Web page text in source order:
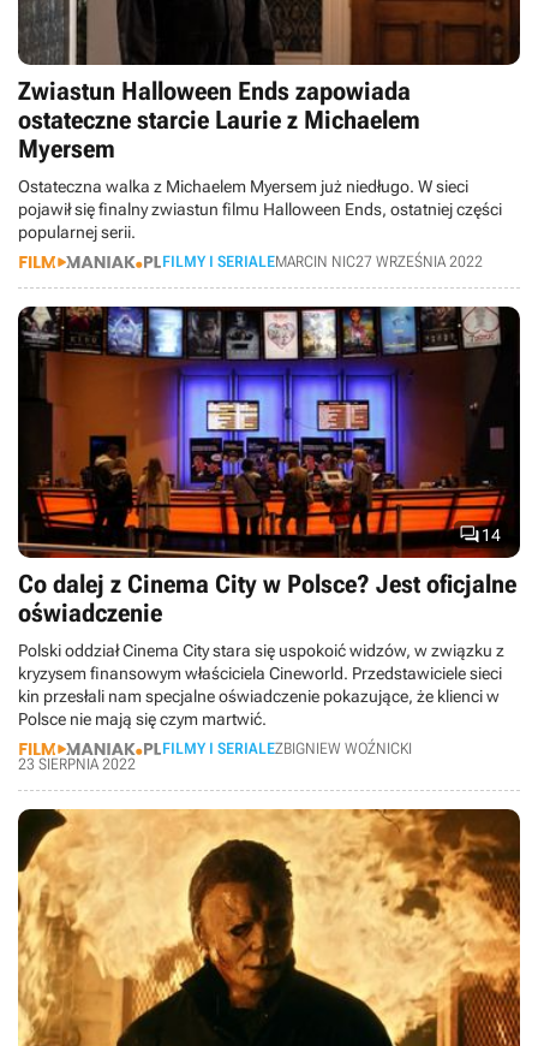
Zwiastun Halloween Ends zapowiada
ostateczne starcie Laurie z Michaelem
Myersem
Ostateczna walka z Michaelem Myersem już niedługo. W sieci
pojawił się finalny zwiastun filmu Halloween Ends, ostatniej części
popularnej serii.
FILMY I SERIALEMARCIN NIC27 WRZEŚNIA 2022
14
Co dalej z Cinema City w Polsce? Jest oficjalne
oświadczenie
Polski oddział Cinema City stara się uspokoić widzów, w związku z
kryzysem finansowym właściciela Cineworld. Przedstawiciele sieci
kin przesłali nam specjalne oświadczenie pokazujące, że klienci w
Polsce nie mają się czym martwić.
FILMY I SERIALEZBIGNIEW WOŹNICKI
23 SIERPNIA 2022